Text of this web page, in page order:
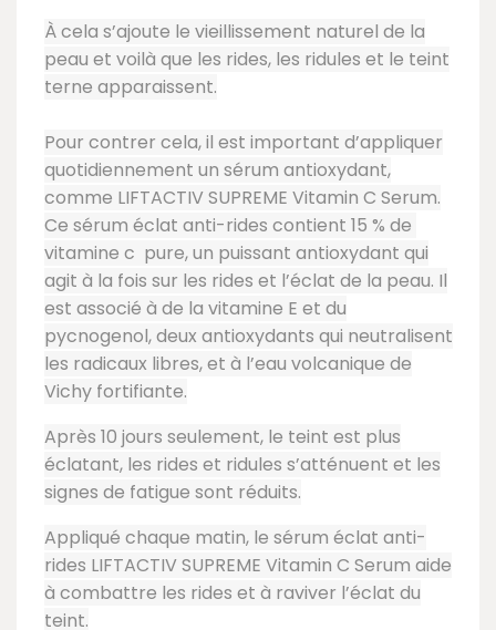
À cela s’ajoute le vieillissement naturel de la
peau et voilà que les rides, les ridules et le teint
terne apparaissent.
Pour contrer cela, il est important d’appliquer
quotidiennement un sérum antioxydant,
comme LIFTACTIV SUPREME Vitamin C Serum.
Ce sérum éclat anti-rides contient 15 % de
vitamine c pure, un puissant antioxydant qui
agit à la fois sur les rides et l’éclat de la peau. Il
est associé à de la vitamine E et du
pycnogenol, deux antioxydants qui neutralisent
les radicaux libres, et à l’eau volcanique de
Vichy fortifiante.
Après 10 jours seulement, le teint est plus
éclatant, les rides et ridules s’atténuent et les
signes de fatigue sont réduits.
Appliqué chaque matin, le sérum éclat anti-
rides LIFTACTIV SUPREME Vitamin C Serum aide
à combattre les rides et à raviver l’éclat du
teint.